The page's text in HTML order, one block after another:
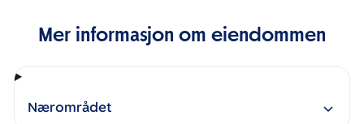
Mer informasjon om eiendommen
Nærområdet